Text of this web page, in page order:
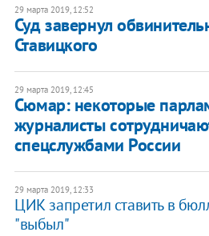
29 марта 2019, 12:52
​Суд завернул
Ставицкого
29 марта 2019, 12:45
Сюмар: некоторые
журналисты
спецслужбами России
29 марта 2019, 12:33
ЦИК запретил ставить в
"выбыл"